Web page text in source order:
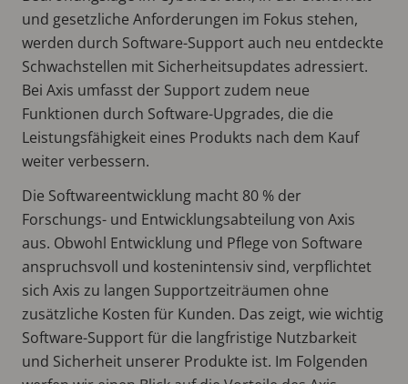
und gesetzliche Anforderungen im Fokus stehen,
werden durch Software-Support auch neu entdeckte
Schwachstellen mit Sicherheitsupdates adressiert.
Bei Axis umfasst der Support zudem neue
Funktionen durch Software-Upgrades, die die
Leistungsfähigkeit eines Produkts nach dem Kauf
weiter verbessern.
Die Softwareentwicklung macht 80 % der
Forschungs- und Entwicklungsabteilung von Axis
aus. Obwohl Entwicklung und Pflege von Software
anspruchsvoll und kostenintensiv sind, verpflichtet
sich Axis zu langen Supportzeiträumen ohne
zusätzliche Kosten für Kunden. Das zeigt, wie wichtig
Software-Support für die langfristige Nutzbarkeit
und Sicherheit unserer Produkte ist. Im Folgenden